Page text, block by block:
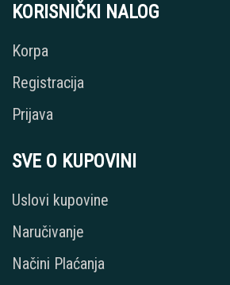
KORISNIČKI NALOG
Korpa
Registracija
Prijava
SVE O KUPOVINI
Uslovi kupovine
Naručivanje
Načini Plaćanja